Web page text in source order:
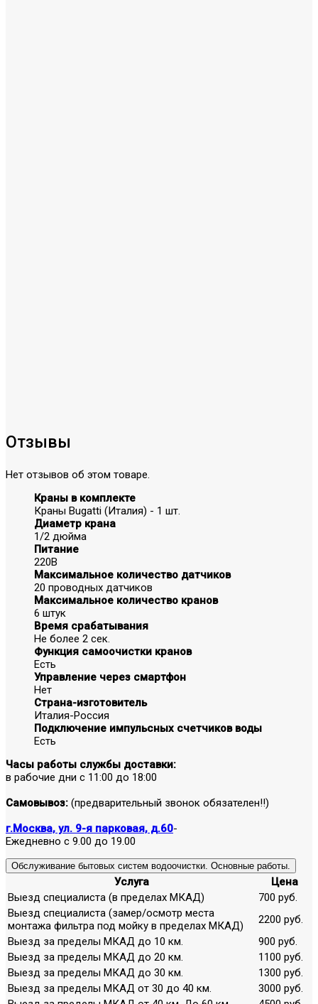
Отзывы
Нет отзывов об этом товаре.
Краны в комплекте
Краны Bugatti (Италия) - 1 шт.
Диаметр крана
1/2 дюйма
Питание
220В
Максимальное количество датчиков
20 проводных датчиков
Максимальное количество кранов
6 штук
Время срабатывания
Не более 2 сек.
Функция самоочистки кранов
Есть
Управление через смартфон
Нет
Страна-изготовитель
Италия-Россия
Подключение импульсных счетчиков воды
Есть
Часы работы службы доставки:
в рабочие дни с 11:00 до 18:00
Самовывоз: (предварительный звонок обязателен!!)
г.Москва, ул. 9-я парковая, д.60-
Ежедневно с 9.00 до 19.00
Обслуживание бытовых систем водоочистки. Основные работы.
Услуга
Цена
Выезд специалиста (в пределах МКАД)
700 руб.
Выезд специалиста (замер/осмотр места
монтажа фильтра под мойку в пределах МКАД)
2200 руб.
Выезд за пределы МКАД до 10 км.
900 руб.
Выезд за пределы МКАД до 20 км.
1100 руб.
Выезд за пределы МКАД до 30 км.
1300 руб.
Выезд за пределы МКАД от 30 до 40 км.
3000 руб.